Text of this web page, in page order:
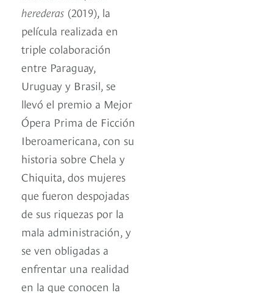
herederas (2019), la
película realizada en
triple colaboración
entre Paraguay,
Uruguay y Brasil, se
llevó el premio a Mejor
Ópera Prima de Ficción
Iberoamericana, con su
historia sobre Chela y
Chiquita, dos mujeres
que fueron despojadas
de sus riquezas por la
mala administración, y
se ven obligadas a
enfrentar una realidad
en la que conocen la